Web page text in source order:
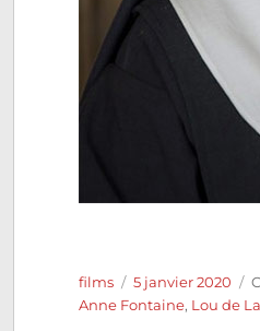
Auteur
films
Publié
le
5 janvier 2020
Anne Fontaine, Lou de